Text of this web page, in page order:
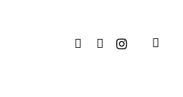
twitterfacebookinstagram